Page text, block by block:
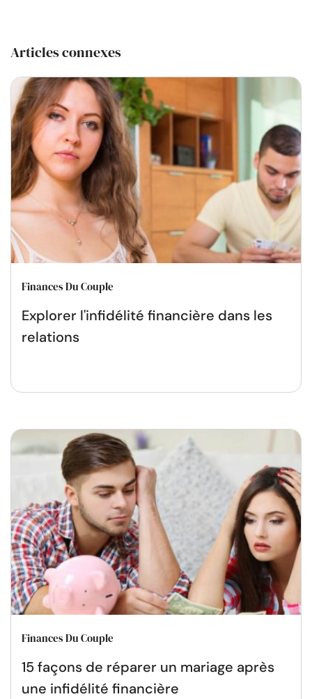
Articles connexes
Finances Du Couple
Explorer l'infidélité financière dans les
relations
Finances Du Couple
15 façons de réparer un mariage après
une infidélité financière